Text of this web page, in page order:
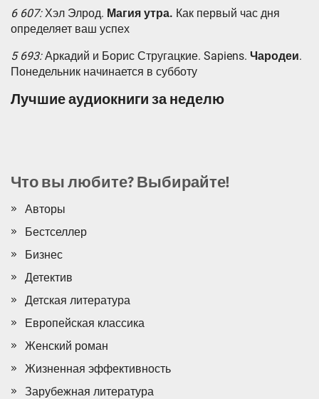
6 607: Хэл Элрод. Магия утра. Как первый час дня
определяет ваш успех
5 693: Аркадий и Борис Стругацкие. Sapiens. Чародеи.
Понедельник начинается в субботу
Лучшие аудиокниги за неделю
Что вы любите? Выбирайте!
Авторы
Бестселлер
Бизнес
Детектив
Детская литература
Европейская классика
Женский роман
Жизненная эффективность
Зарубежная литература